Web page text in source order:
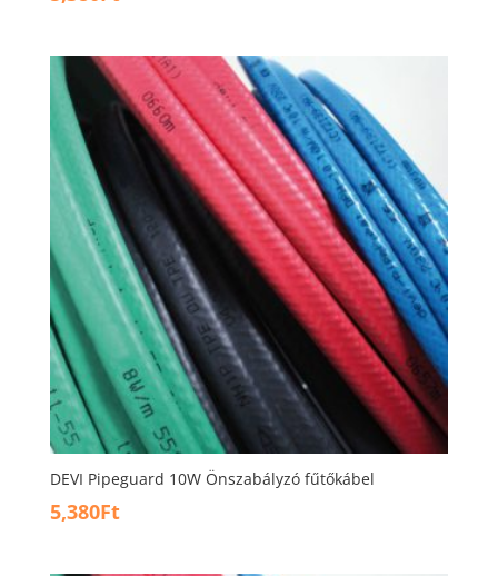
DEVI Pipeguard 10W Önszabályzó fűtőkábel
5,380Ft